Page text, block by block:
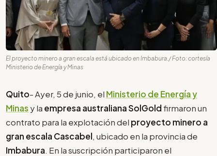
El proyecto minero a gran escala está ubicado en Imbabura./ Foto: cortesía
Ministerio de Energía y Minas
Quito- Ayer, 5 de junio, el Ministerio de Energía y
Minas y la empresa australianaSolGold firmaron un
contrato para la explotación del proyecto minero a
gran escala Cascabel, ubicado en la provincia de
Imbabura. En la suscripción participaron el